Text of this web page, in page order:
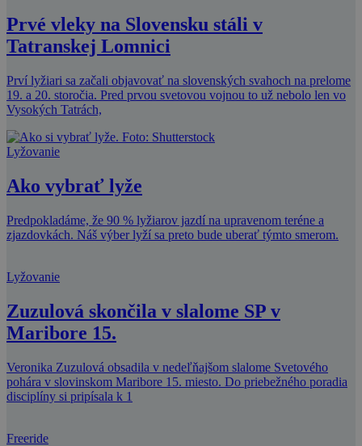
Prvé vleky na Slovensku stáli v
Tatranskej Lomnici
Prví lyžiari sa začali objavovať na slovenských svahoch na prelome
19. a 20. storočia. Pred prvou svetovou vojnou to už nebolo len vo
Vysokých Tatrách,
Lyžovanie
Ako vybrať lyže
Predpokladáme, že 90 % lyžiarov jazdí na upravenom teréne a
zjazdovkách. Náš výber lyží sa preto bude uberať týmto smerom.
Lyžovanie
Zuzulová skončila v slalome SP v
Maribore 15.
Veronika Zuzulová obsadila v nedeľňajšom slalome Svetového
pohára v slovinskom Maribore 15. miesto. Do priebežného poradia
disciplíny si pripísala k 1
Freeride